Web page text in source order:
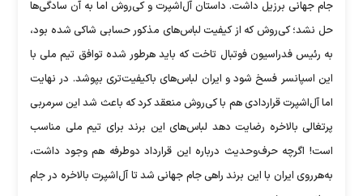
جام جهانی برزیل داشت. داستان آل‌اشپرت و کی‌روش اما به آن سادگی‌ها
حل نشد؛ کی‌روش که از کیفیت لباس‌های مذکور حسابی شاکی شده بود،
به رئیس فدراسیون فوتبال تاخت که باید هرطور شده توافق تیم ملی با
این اسپانسر فسخ شود و ایران لباس‌های باکیفیت‌تری بپوشد. در نهایت
اما آل‌اشپرت قراردادی هم با کی‌روش منعقد کرد که باعث شد این سرمربی
پرتغالی بالاخره رضایت دهد لباس‌های این برند برای تیم ملی مناسب
است! اگرچه حرف‌وحدیث درباره این قرارداد دوطرفه هم وجود داشت،
به‌هرروی ایران با این برند راهی جام جهانی شد تا آل‌اشپرت بالاخره در جام